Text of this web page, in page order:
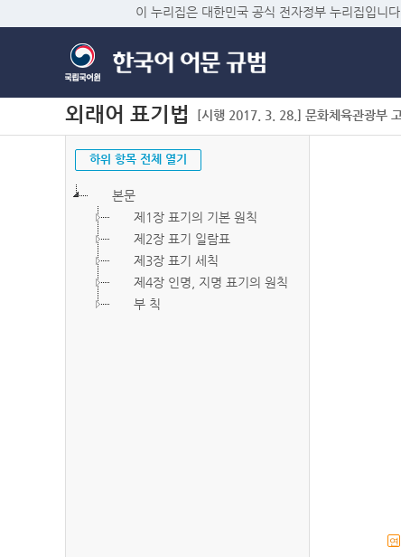
이 누리집은 대한민국 공식 전자정부 누리집입니다.
외래어 표기법 [시행 2017. 3. 28.] 문화체육관광부
하위 항목 전체 열기
본문
제1장 표기의 기본 원칙
제2장 표기 일람표
제3장 표기 세칙
제4장 인명, 지명 표기의 원칙
부 칙
연